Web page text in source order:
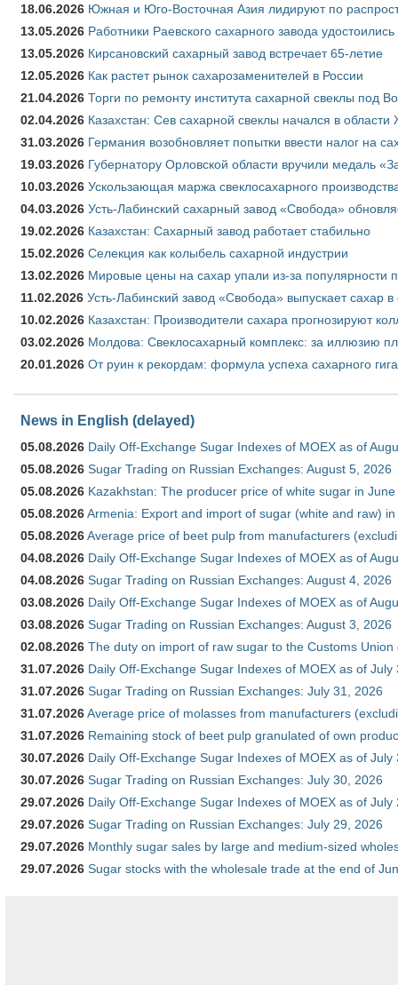
18.06.2026 Южная и Юго-Восточная Азия лидируют по
13.05.2026 Работники Раевского сахарного завода удостоились
13.05.2026 Кирсановский сахарный завод встречает 65-летие
12.05.2026 Как растет рынок сахарозаменителей в России
21.04.2026 Торги по ремонту института сахарной свеклы под
02.04.2026 Казахстан: Сев сахарной свеклы начался в области
31.03.2026 Германия возобновляет попытки ввести налог на
19.03.2026 Губернатору Орловской области вручили медаль
10.03.2026 Ускользающая маржа свеклосахарного
04.03.2026 Усть-Лабинский сахарный завод «Свобода»
19.02.2026 Казахстан: Сахарный завод работает стабильно
15.02.2026 Селекция как колыбель сахарной индустрии
13.02.2026 Мировые цены на сахар упали из-за популярности
11.02.2026 Усть-Лабинский завод «Свобода» выпускает сахар в
10.02.2026 Казахстан: Производители сахара прогнозируют
03.02.2026 Молдова: Свеклосахарный комплекс: за иллюзию
20.01.2026 От руин к рекордам: формула успеха сахарного
News in English (delayed)
05.08.2026 Daily Off-Exchange Sugar Indexes of MOEX as of
05.08.2026 Sugar Trading on Russian Exchanges: August 5, 2026
05.08.2026 Kazakhstan: The producer price of white sugar in
05.08.2026Armenia: Export and import of sugar (white and raw)
05.08.2026Average price of beet pulp from manufacturers
04.08.2026 Daily Off-Exchange Sugar Indexes of MOEX as of
04.08.2026 Sugar Trading on Russian Exchanges: August 4, 2026
03.08.2026 Daily Off-Exchange Sugar Indexes of MOEX as of
03.08.2026 Sugar Trading on Russian Exchanges: August 3, 2026
02.08.2026 The duty on import of raw sugar to the Customs
31.07.2026 Daily Off-Exchange Sugar Indexes of MOEX as of July
31.07.2026 Sugar Trading on Russian Exchanges: July 31, 2026
31.07.2026Average price of molasses from manufacturers
31.07.2026 Remaining stock of beet pulp granulated of own
30.07.2026 Daily Off-Exchange Sugar Indexes of MOEX as of July
30.07.2026 Sugar Trading on Russian Exchanges: July 30, 2026
29.07.2026 Daily Off-Exchange Sugar Indexes of MOEX as of July
29.07.2026 Sugar Trading on Russian Exchanges: July 29, 2026
29.07.2026 Monthly sugar sales by large and medium-sized
29.07.2026 Sugar stocks with the wholesale trade at the end of